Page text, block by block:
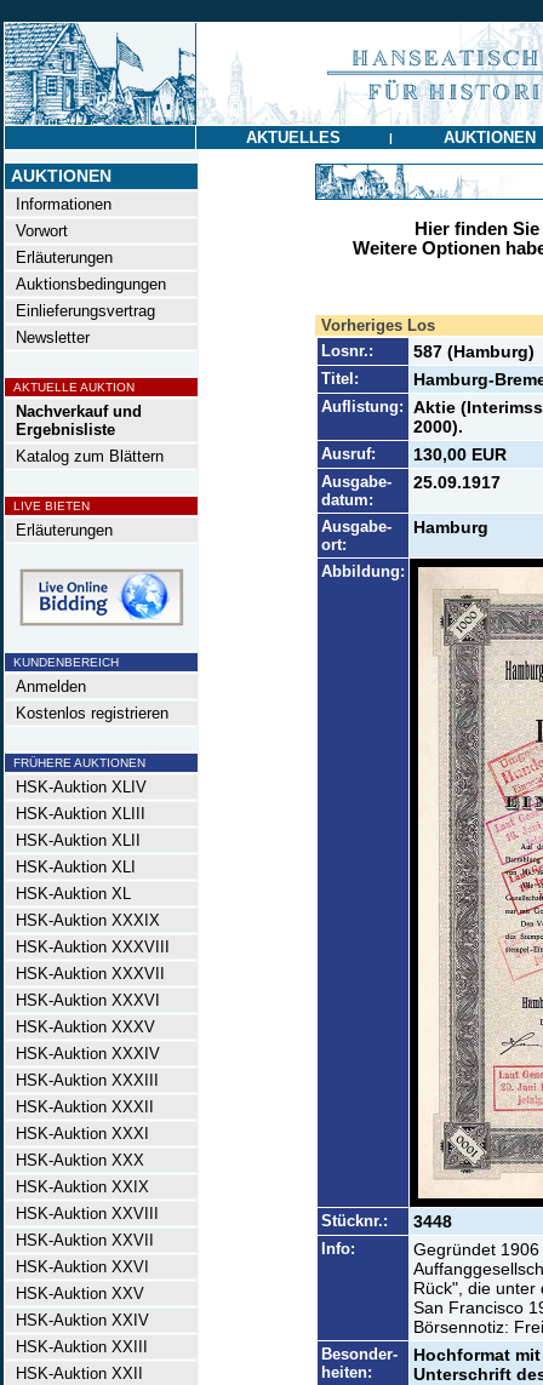
AKTUELLES | AUKTIONEN
AUKTIONEN
Informationen
Vorwort
Erläuterungen
Auktionsbedingungen
Einlieferungsvertrag
Newsletter
AKTUELLE AUKTION
Nachverkauf und
Ergebnisliste
Katalog zum Blättern
LIVE BIETEN
Erläuterungen
KUNDENBEREICH
Anmelden
Kostenlos registrieren
FRÜHERE AUKTIONEN
HSK-Auktion XLIV
HSK-Auktion XLIII
HSK-Auktion XLII
HSK-Auktion XLI
HSK-Auktion XL
HSK-Auktion XXXIX
HSK-Auktion XXXVIII
HSK-Auktion XXXVII
HSK-Auktion XXXVI
HSK-Auktion XXXV
HSK-Auktion XXXIV
HSK-Auktion XXXIII
HSK-Auktion XXXII
HSK-Auktion XXXI
HSK-Auktion XXX
HSK-Auktion XXIX
HSK-Auktion XXVIII
HSK-Auktion XXVII
HSK-Auktion XXVI
HSK-Auktion XXV
HSK-Auktion XXIV
HSK-Auktion XXIII
HSK-Auktion XXII
Hier finden
Weitere Optionen
Vorheriges Los
Losnr.:
587 (Hamburg)
Titel: Hamburg-
Auflistung: Aktie
2000).
Ausruf: 130,00 EUR
Ausgabe-
datum:
25.09.1917
Ausgabe-
ort:
Hamburg
Abbildung:
Stücknr.: 3448
Info:
Gegründet
Rück", die unter
San Francisco
Börsennotiz:
Besonder-
heiten:
Hochformat
Unterschrift